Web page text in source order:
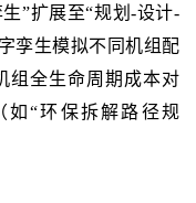
”扩展至“规划-设计-
孪生模拟不同机组配
组全生命周期成本对
如“环保拆解路径规